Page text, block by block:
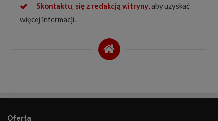
Skontaktuj się z redakcją witryny, aby uzyskać
więcej informacji.
Oferta